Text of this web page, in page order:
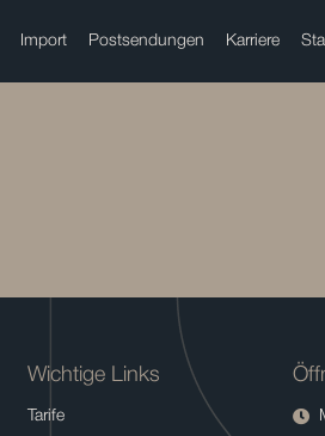
Import Postsendungen Karriere
Wichtige Links
Tarife